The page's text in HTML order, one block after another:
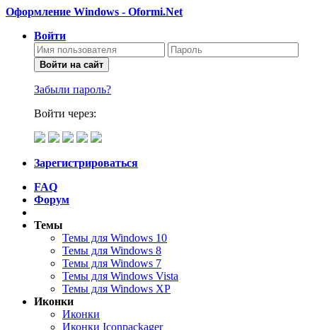
Оформление Windows - Oformi.Net
Войти
Войти на сайт
Забыли пароль?
Войти через:
Зарегистрироваться
FAQ
Форум
Темы
Темы для Windows 10
Темы для Windows 8
Темы для Windows 7
Темы для Windows Vista
Темы для Windows XP
Иконки
Иконки
Иконки Iconpackager